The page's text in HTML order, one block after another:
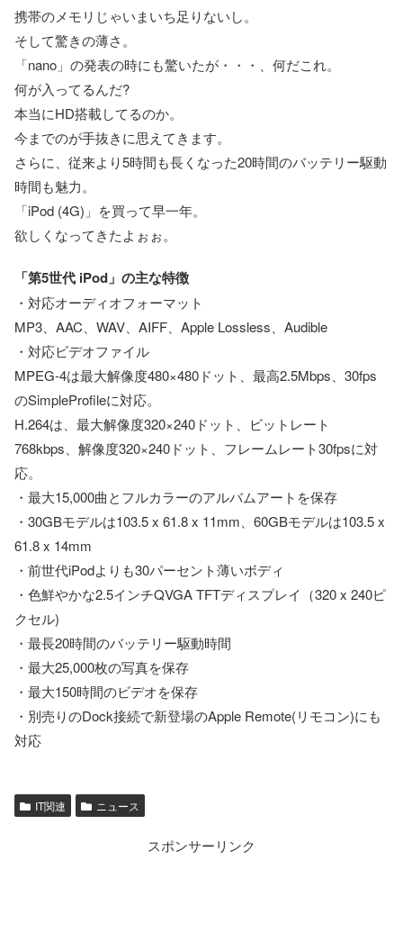
携帯のメモリじゃいまいち足りないし。
そして驚きの薄さ。
「nano」の発表の時にも驚いたが・・・、何だこれ。
何が入ってるんだ?
本当にHD搭載してるのか。
今までのが手抜きに思えてきます。
さらに、従来より5時間も長くなった20時間のバッテリー駆動
時間も魅力。
「iPod (4G)」を買って早一年。
欲しくなってきたよぉぉ。
「第5世代 iPod」の主な特徴
・対応オーディオフォーマット
MP3、AAC、WAV、AIFF、Apple Lossless、Audible
・対応ビデオファイル
MPEG-4は最大解像度480×480ドット、最高2.5Mbps、30fps
のSimpleProfileに対応。
H.264は、最大解像度320×240ドット、ビットレート
768kbps、解像度320×240ドット、フレームレート30fpsに対
応。
・最大15,000曲とフルカラーのアルバムアートを保存
・30GBモデルは103.5 x 61.8 x 11mm、60GBモデルは103.5 x
61.8 x 14mm
・前世代iPodよりも30パーセント薄いボディ
・色鮮やかな2.5インチQVGA TFTディスプレイ（320 x 240ピ
クセル)
・最長20時間のバッテリー駆動時間
・最大25,000枚の写真を保存
・最大150時間のビデオを保存
・別売りのDock接続で新登場のApple Remote(リモコン)にも
対応
IT関連 ニュース
スポンサーリンク